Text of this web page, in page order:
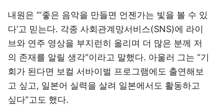
내원은 “‘좋은 음악을 만들면 언젠가는 빛을 볼 수 있
다’고 믿는다. 각종 사회관계망서비스(SNS)에 라이
브와 연주 영상을 부지런히 올리며 더 많은 분께 저
의 존재를 알릴 생각”이라고 말했다. 아울러 그는 “기
회가 된다면 보컬 서바이벌 프로그램에도 출연해보
고 싶고, 일본어 실력을 살려 일본에서도 활동하고
싶다”고도 했다.